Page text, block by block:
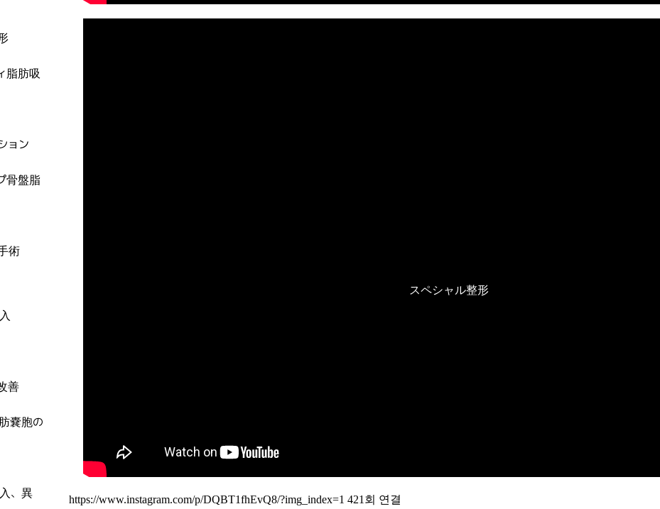
脂肪吸
ョン
骨盤脂
術
スペシャル整形
善
嚢胞の
、異 https://www.instagram.com/p/DQBT1fhEvQ8/?img_index=1 421회 연결